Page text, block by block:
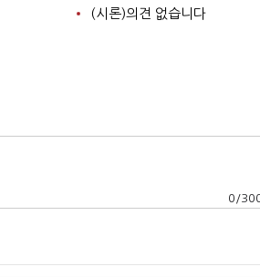
(시론)의견 없습니다
0 /